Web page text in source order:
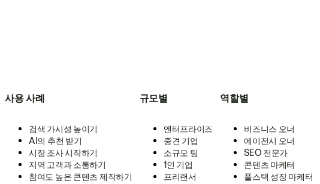
사용 사례
검색 가시성 높이기
AI의 추천 받기
시장 조사 시작하기
지역 고객과 소통하기
참여도 높은 콘텐츠 제작하기
규모별
엔터프라이즈
중견 기업
소규모 팀
1인 기업
프리랜서
역할별
비즈니스 오너
에이전시 오너
SEO 전문가
콘텐츠 마케터
풀스택 성장 마케터